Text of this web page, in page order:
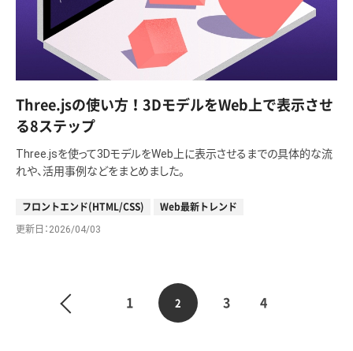
Three.jsの使い方！3DモデルをWeb上で表示させ
る8ステップ
Three.jsを使って3DモデルをWeb上に表示させるまでの具体的な流
れや、活用事例などをまとめました。
フロントエンド(HTML/CSS) Web最新トレンド
更新日 2026/04/03
1 2 3 4